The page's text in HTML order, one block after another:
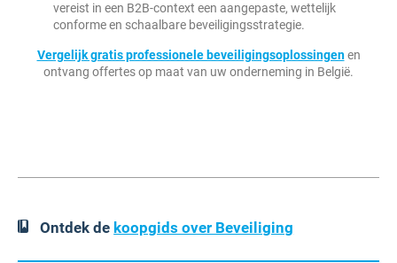
vereist in een B2B-context een aangepaste, wettelijk
conforme en schaalbare beveiligingsstrategie.
Vergelijk gratis professionele beveiligingsoplossingenen
ontvang offertes op maat van uw onderneming in België.
Ontdek de koopgids over Beveiliging